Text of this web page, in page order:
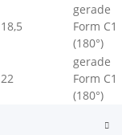
18,5
gerade
Form C1
(180°)
22
gerade
Form C1
(180°)